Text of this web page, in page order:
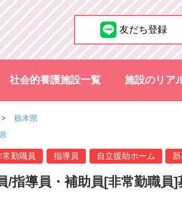
友だち登録
社会的養護施設一覧 施設のリア
栃木県
常勤職員 指導員 自立援助ホーム
/指導員・補助員[非常勤職員]